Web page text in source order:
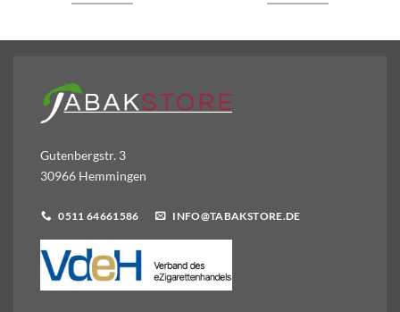
Gutenbergstr. 3
30966 Hemmingen
0511 64661586 INFO@TABAKSTORE.DE